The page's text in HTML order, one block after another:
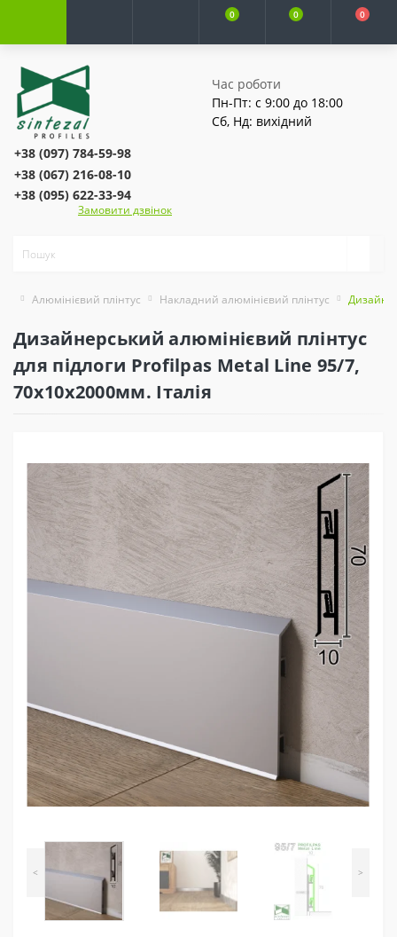
0 0 0
Час роботи
Пн-Пт: с 9:00 до 18:00
Сб, Нд: вихідний
+38 (097) 784-59-98
+38 (067) 216-08-10
+38 (095) 622-33-94
Замовити дзвінок
Алюмінієвий плінтус Накладний алюмінієвий плінтус
Дизайнерський алюмінієвий плінтус
для підлоги Profilpas Metal Line 95/7,
70х10х2000мм. Італія
< >